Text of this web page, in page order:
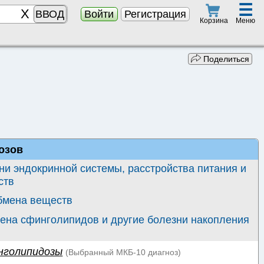
ВВОД Войти Регистрация
Корзина
☰
Меню
Поделиться
эндокринной системы, расстройства питания и
веществ
сфинголипидов и другие болезни накопления
(Выбранный МКБ-10 диагноз)